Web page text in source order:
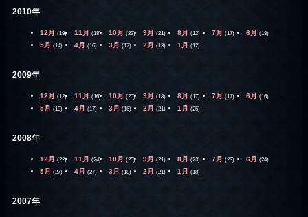
2010年
12月 (19) 11月 (18) 10月 (22) 9月 (21) 8月 (12) 7月 (17) 6月 (18)
5月 (14) 4月 (16) 3月 (17) 2月 (13) 1月 (12)
2009年
12月 (12) 11月 (16) 10月 (20) 9月 (18) 8月 (17) 7月 (17) 6月 (16)
5月 (19) 4月 (17) 3月 (16) 2月 (21) 1月 (25)
2008年
12月 (22) 11月 (24) 10月 (25) 9月 (21) 8月 (23) 7月 (23) 6月 (24)
5月 (27) 4月 (27) 3月 (18) 2月 (21) 1月 (18)
2007年